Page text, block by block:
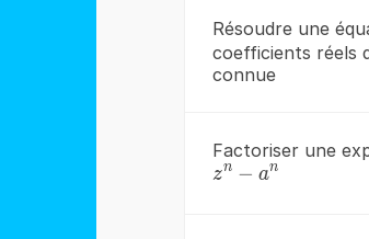
Résoudre une
coefficients réels
connue
Factoriser une
z^{n}-
zn − an